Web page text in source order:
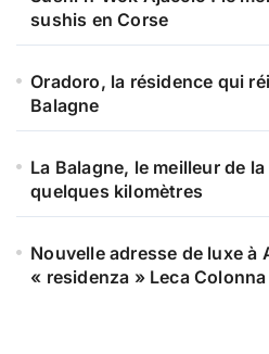
sushis en Corse
Oradoro, la résidence qui
Balagne
La Balagne, le meilleur de
quelques kilomètres
Nouvelle adresse de luxe à
« residenza » Leca Colonna